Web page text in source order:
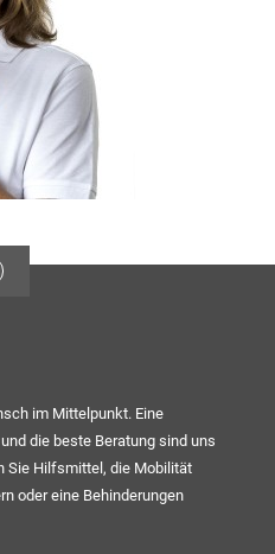
im Mittelpunkt. Eine
die beste Beratung sind uns
Sie Hilfsmittel, die Mobilität
oder eine Behinderungen
Uhr
Uhr
Uhr